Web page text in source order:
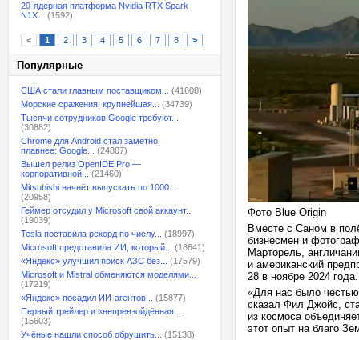
20-ядерная платформа Nvidia RTX Spark
N1X...
(1592)
< 1 2 3 4 5 6 7 8 >
Популярные
США стали главным поставщиком...
(41608)
Морские сражения, крупнейшая...
(34739)
Тысячи сотрудников Google требуют...
(30882)
Chrome для Android стал заметно
плавнее: Google...
(24807)
Вышел релиз OpenIDE Pro —
корпоративной...
(21460)
Mitsubishi начнёт выпускать по 1000...
(20958)
Геймер отсудил у Microsoft свой аккаунт...
(19039)
Tesla поставила рекорд по числу...
(18997)
Microsoft представила ИИ, который...
(18641)
«Яндекс» улучшил поиск АЗС без...
(17579)
Microsoft и Mistral обменяются моделями...
(17219)
«Яндекс» посадил ИИ-агентов...
(15877)
Первый трейлер и «непревзойдённая...
(15603)
Учёные нашли способ обрушить...
(15138)
Фото Blue Origin
Вместе с Саном в
бизнесмен и
Марторель,
и американский
28 в ноябре 2024
«Для нас было
сказал Фил Джойс,
из космоса
этот опыт на благо